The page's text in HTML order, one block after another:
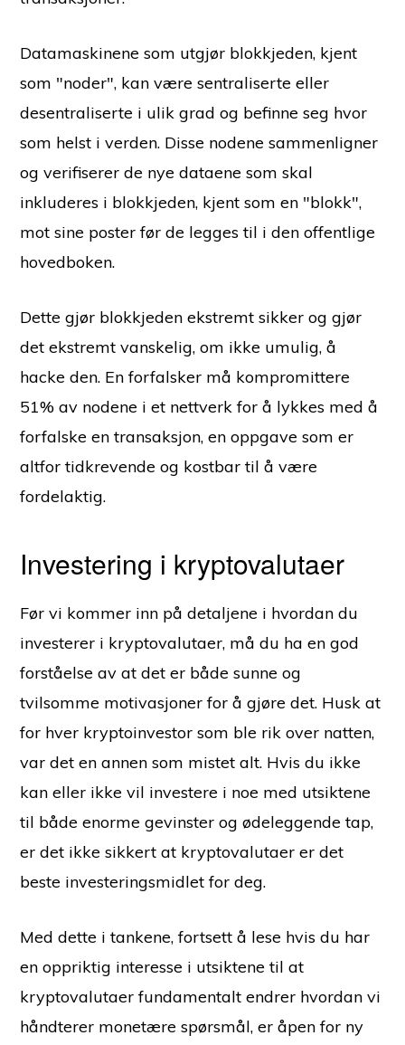
Datamaskinene som utgjør blokkjeden, kjent
som "noder", kan være sentraliserte eller
desentraliserte i ulik grad og befinne seg hvor
som helst i verden. Disse nodene sammenligner
og verifiserer de nye dataene som skal
inkluderes i blokkjeden, kjent som en "blokk",
mot sine poster før de legges til i den offentlige
hovedboken.
Dette gjør blokkjeden ekstremt sikker og gjør
det ekstremt vanskelig, om ikke umulig, å
hacke den. En forfalsker må kompromittere
51% av nodene i et nettverk for å lykkes med å
forfalske en transaksjon, en oppgave som er
altfor tidkrevende og kostbar til å være
fordelaktig.
Investering i kryptovalutaer
Før vi kommer inn på detaljene i hvordan du
investerer i kryptovalutaer, må du ha en god
forståelse av at det er både sunne og
tvilsomme motivasjoner for å gjøre det. Husk at
for hver kryptoinvestor som ble rik over natten,
var det en annen som mistet alt. Hvis du ikke
kan eller ikke vil investere i noe med utsiktene
til både enorme gevinster og ødeleggende tap,
er det ikke sikkert at kryptovalutaer er det
beste investeringsmidlet for deg.
Med dette i tankene, fortsett å lese hvis du har
en oppriktig interesse i utsiktene til at
kryptovalutaer fundamentalt endrer hvordan vi
håndterer monetære spørsmål, er åpen for ny